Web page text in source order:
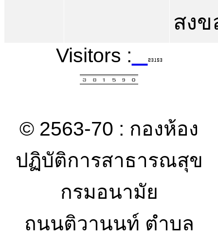
สงข
Visitors :
© 2563-70 : กองห้อง
ปฏิบัติการสาธารณสุข
กรมอนามัย
ถนนติวานนท์ ตำบล